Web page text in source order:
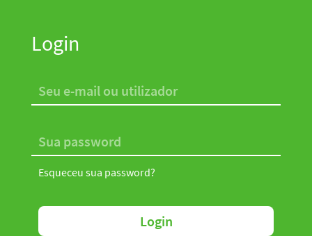
Login
Esqueceu sua password?
Login